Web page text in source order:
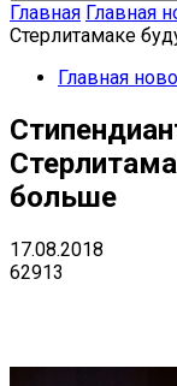
Главная Главная
Стерлитамаке
Главная
больше
17.08.2018
62913